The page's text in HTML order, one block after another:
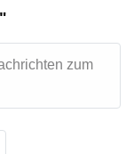
zum